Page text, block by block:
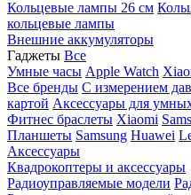
Кольцевые лампы 26 см
кольцевые лампы
Внешние аккумуляторы
Гаджеты Все
Умные часы Apple Watch
Все бренды C измерением
картой Аксессуары для
Фитнес браслеты Xiaomi
Планшеты Samsung Huawei
Аксессуары
Квадрокоптеры и аксессуары
Радиоуправляемые модели